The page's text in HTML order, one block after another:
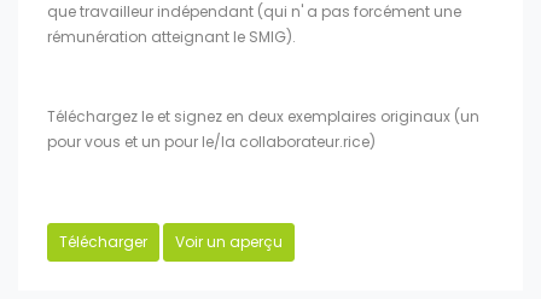
que travailleur indépendant (qui n' a pas forcément une
rémunération atteignant le SMIG).
Téléchargez le et signez en deux exemplaires originaux (un
pour vous et un pour le/la collaborateur.rice)
Télécharger Voir un aperçu